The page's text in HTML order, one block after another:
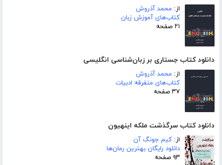
از: محمد آذروش
کتاب‌های آموزش زبان
۲۱ صفحه
دانلود کتاب جستاری بر زبان‌شناسی انگلیسی
از: محمد آذروش
کتاب‌های متفرقه ادبیات
۳۷ صفحه
دانلود کتاب سرگذشت ملکه اینهیون
از: کیم جونگ آن
دانلود رایگان بهترین رمان‌ها
۹۳ صفحه